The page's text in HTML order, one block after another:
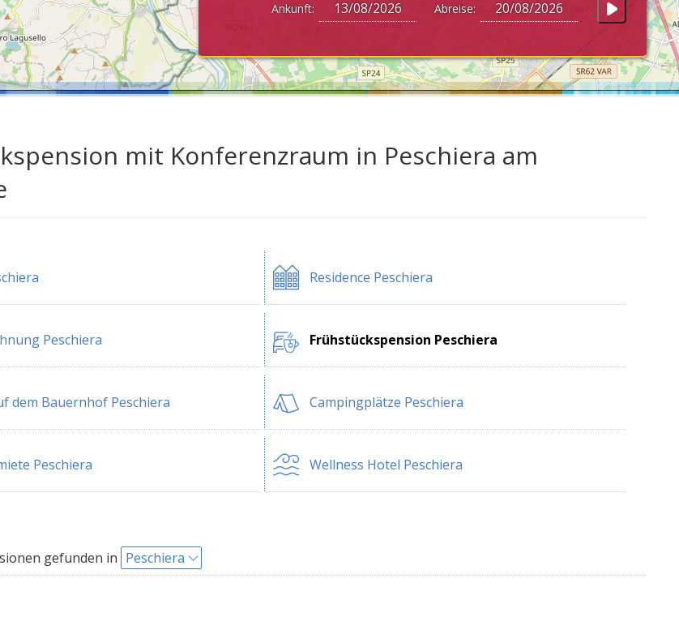
Ankunft: Abreise:
mit Konferenzraum in Peschiera am
Residence Peschiera
Peschiera Frühstückspension Peschiera
dem Bauernhof Peschiera Campingplätze Peschiera
Peschiera Wellness Hotel Peschiera
gefunden in Peschiera